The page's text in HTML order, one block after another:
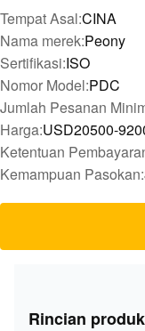
Tempat Asal:CINA
Nama merek:Peony
Sertifikasi:ISO
Nomor Model:PDC
Jumlah Pesanan
Harga:USD20500-
Ketentuan
Kemampuan Pasokan:
Rincian produk